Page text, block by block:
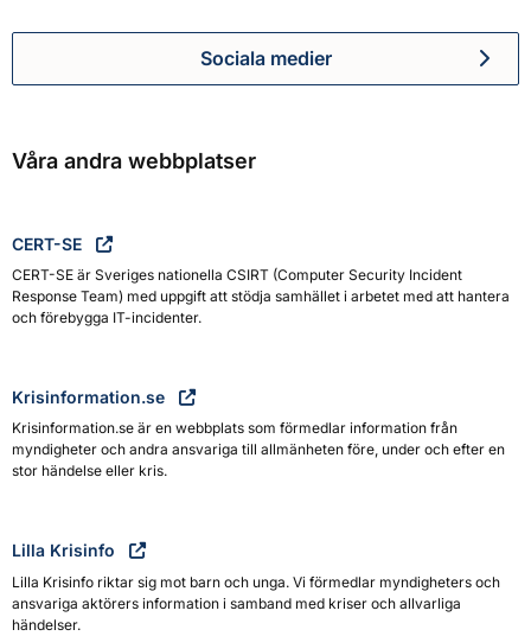
Myndigheten för civilt
Sociala medier
Våra andra webbplatser
CERT-SE
CERT-SE är Sveriges nationella CSIRT (Computer Security Incident
Response Team) med uppgift att stödja samhället i arbetet med att hantera
och förebygga IT-incidenter.
Krisinformation.se
Krisinformation.se är en webbplats som förmedlar information från
myndigheter och andra ansvariga till allmänheten före, under och efter en
stor händelse eller kris.
Lilla Krisinfo
Lilla Krisinfo riktar sig mot barn och unga. Vi förmedlar myndigheters och
ansvariga aktörers information i samband med kriser och allvarliga
händelser.